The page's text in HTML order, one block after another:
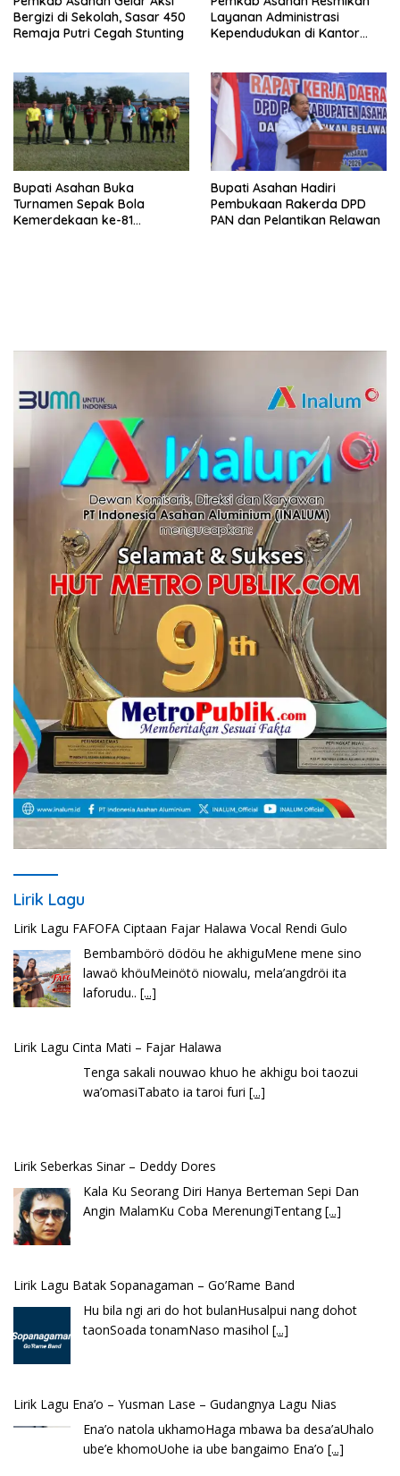
Bergizi di Sekolah, Sasar 450
Remaja Putri Cegah Stunting
Layanan Administrasi
Kependudukan di Kantor
Bupati Asahan Buka
Turnamen Sepak Bola
Kemerdekaan ke-81
Bupati Asahan Hadiri
Pembukaan Rakerda DPD
PAN dan Pelantikan Relawan
Lirik Lagu
Lirik Lagu FAFOFA Ciptaan Fajar Halawa Vocal Rendi Gulo
Bembambörö dödöu he akhiguMene mene sino
lawaö khöuMeinötö niowalu, mela’angdröi ita
laforudu.. [...]
Lirik Lagu Cinta Mati – Fajar Halawa
Tenga sakali nouwao khuo he akhigu boi taozui
wa’omasiTabato ia taroi furi [...]
Lirik Seberkas Sinar – Deddy Dores
Kala Ku Seorang Diri Hanya Berteman Sepi Dan
Angin MalamKu Coba MerenungiTentang[...]
Lirik Lagu Batak Sopanagaman – Go’Rame Band
Hu bila ngi ari do hot bulanHusalpui nang dohot
taonSoada tonamNaso masihol [...]
Lirik Lagu Ena’o – Yusman Lase – Gudangnya Lagu Nias
Ena’o natola ukhamoHaga mbawa ba desa’aUhalo
ube’e khomoUohe ia ube bangaimo Ena’o [...]